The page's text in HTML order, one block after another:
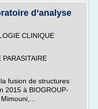
d’analyse
CLINIQUE
fusion de structures
2015 à BIOGROUP-